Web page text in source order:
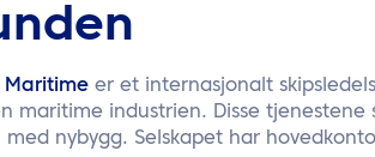
Maritime er et internasjonalt
maritime industrien. Disse
med nybygg. Selskapet har